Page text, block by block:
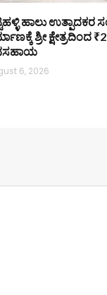
ಹಾಲು ಉತ್ಪಾದಕರ
ಶ್ರೀ ಕ್ಷೇತ್ರದಿಂದ ₹2
6, 2026